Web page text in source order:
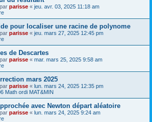
parisse « jeu. avr. 03, 2025 11:18 am
pour localiser une racine de polynome
parisse « jeu. mars 27, 2025 12:45 pm
de Descartes
parisse « mar. mars 25, 2025 9:58 am
mars 2025
parisse « lun. mars 24, 2025 12:35 pm
Math ordi MAT&MIN
avec Newton départ aléatoire
parisse « lun. mars 24, 2025 9:24 am